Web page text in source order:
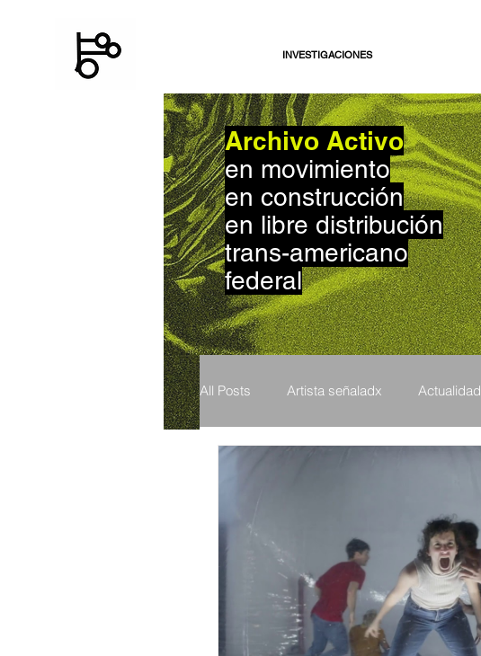
INVESTIGACIONES
Archivo Activo
en movimiento
en construcción
en libre distribución
trans-americano
federal
All Posts Artista señaladx Actualidad